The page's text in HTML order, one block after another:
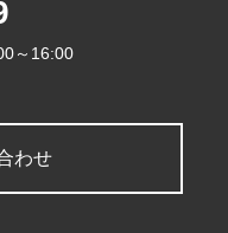
～16:00
わせ